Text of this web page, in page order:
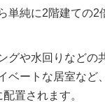
単純に2階建ての2
グや水回りなどの
ベートな居室など
置されます。